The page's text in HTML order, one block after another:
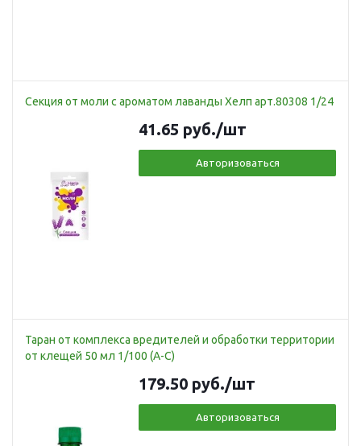
Секция от моли с ароматом лаванды Хелп арт.80308 1/24
41.65 руб./шт
Авторизоваться
Таран от комплекса вредителей и обработки территории
от клещей 50 мл 1/100 (А-С)
179.50 руб./шт
Авторизоваться